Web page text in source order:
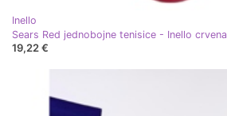
Inello
Sears Red jednobojne tenisice - Inello crvena
19,22 €